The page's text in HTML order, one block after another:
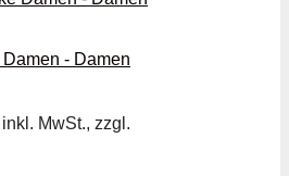
- Damen
MwSt., zzgl.